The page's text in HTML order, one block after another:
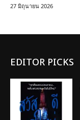
27 มิถุนายน 2026
EDITOR PICKS